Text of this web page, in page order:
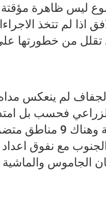
ليس ظاهرة مؤقتة
اذا لم تتخذ
تقلل من خطورتها
لم ينعكس
فحسب بل
الثروة الحيوانية وهناك
الجنوب مع نفوق
الجاموس والماشية